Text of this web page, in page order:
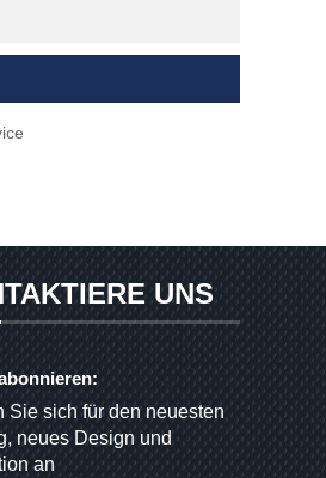
UNS
Sie sich für den neuesten
neues Design und
an